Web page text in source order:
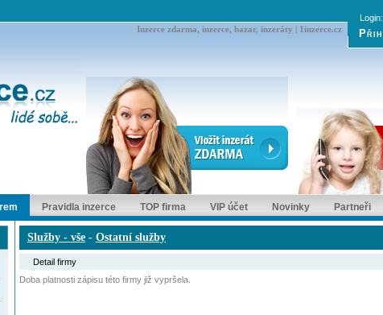
Inzerce zdarma, inzerce, bazar, inzeráty | 1inzerce.cz
Login:
Pravidla inzerce TOP firma VIP účet Novinky Partneři
Služby - vše - Ostatní služby
Detail firmy
Doba platnosti zápisu této firmy již vypršela.